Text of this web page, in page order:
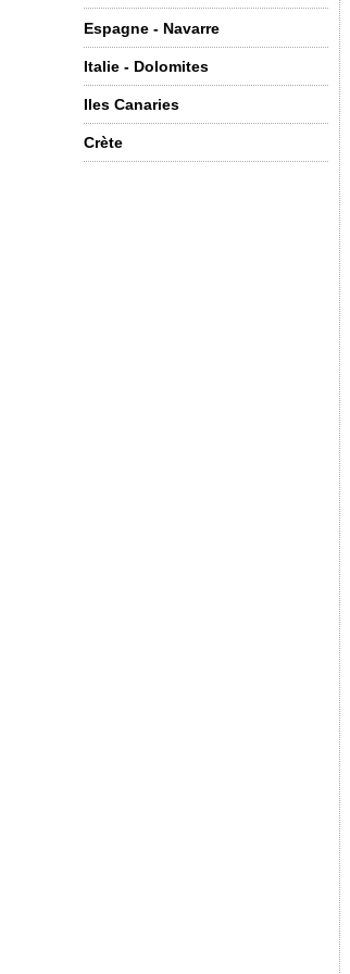
Espagne - Navarre
Italie - Dolomites
Iles Canaries
Crète